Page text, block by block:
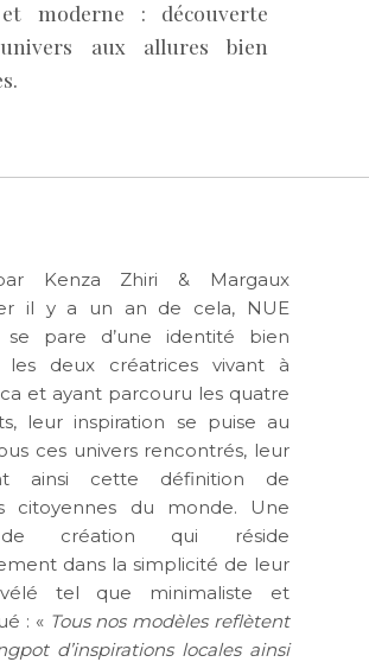
moderne : découverte
aux allures bien
Kenza Zhiri & Margaux
il y a un an de cela, NUE
se pare d’une identité bien
les deux créatrices vivant à
et ayant parcouru les quatre
leur inspiration se puise au
ces univers rencontrés, leur
ainsi cette définition de
citoyennes du monde. Une
création qui réside
dans la simplicité de leur
tel que minimaliste et
: « Tous nos modèles reflètent
d’inspirations locales ainsi